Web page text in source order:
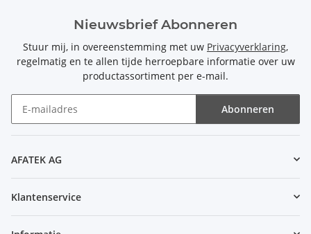
Nieuwsbrief Abonneren
Stuur mij, in overeenstemming met uw Privacyverklaring,
regelmatig en te allen tijde herroepbare informatie over uw
productassortiment per e-mail.
Abonneren
AFATEK AG
Klantenservice